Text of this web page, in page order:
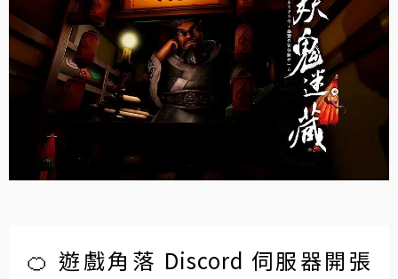
🍊 遊戲角落 Discord 伺服器開張